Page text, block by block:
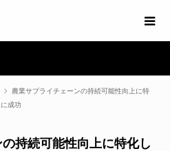
農業サプライチェーンの持続可能性向上に特
成功
持続可能性向上に特化し